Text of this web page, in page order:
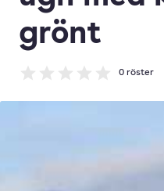
grönt
Betyg: 0 av 5
0 röster